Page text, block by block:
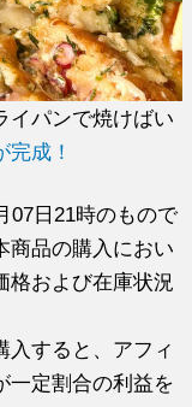
イパンで焼けばい
成！
07日21時のもので
商品の購入におい
格および在庫状況
入すると、アフィ
一定割合の利益を